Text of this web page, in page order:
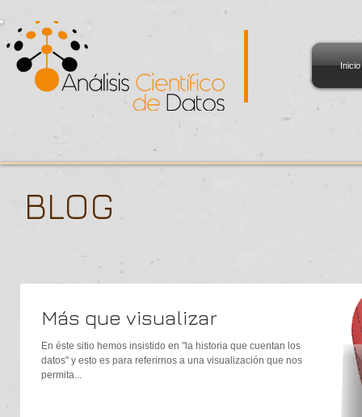
Inicio
BLOG
Más que visualizar
En éste sitio hemos insistido en "la historia que cuentan los
datos" y esto es para referirnos a una visualización que nos
permita...